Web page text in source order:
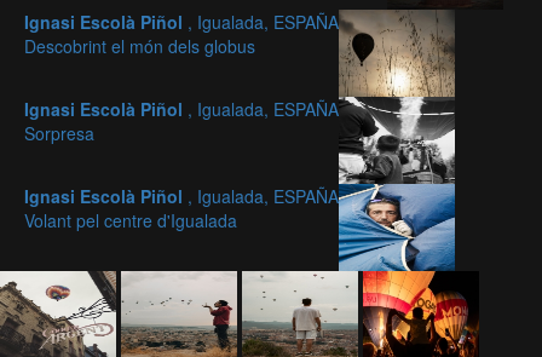
Ignasi Escolà Piñol , Igualada, ESPAÑA
Descobrint el món dels globus
Ignasi Escolà Piñol , Igualada, ESPAÑA
Sorpresa
Ignasi Escolà Piñol , Igualada, ESPAÑA
Volant pel centre d'Igualada